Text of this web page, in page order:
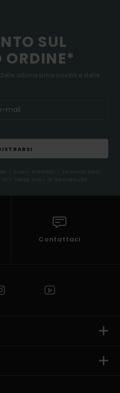
SUL
ORDINE*
ultimissime novità e delle
i nuovi membri - Le condizioni
nella mail di benvenuto
Contattaci